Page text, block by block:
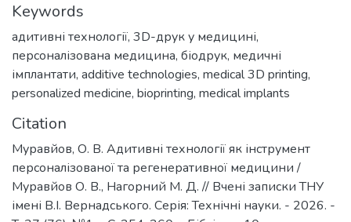
Keywords
адитивні технології, 3D-друк у медицині,
персоналізована медицина, біодрук, медичні
імплантати, additive technologies, medical 3D printing,
personalized medicine, bioprinting, medical implants
Citation
Муравйов, О. В. Адитивні технології як інструмент
персоналізованої та регенеративної медицини /
Муравйов О. В., Нагорний М. Д. // Вчені записки ТНУ
імені В.І. Вернадського. Серія: Технічні науки. - 2026. -